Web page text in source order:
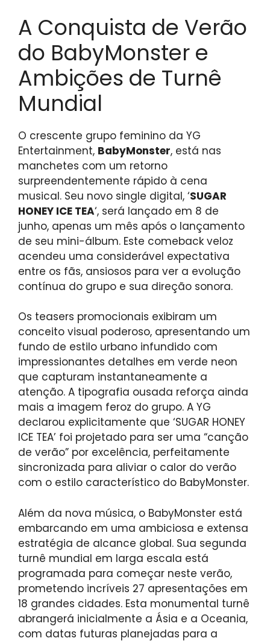
A Conquista de Verão
do BabyMonster e
Ambições de Turnê
Mundial
O crescente grupo feminino da YG
Entertainment, BabyMonster, está nas
manchetes com um retorno
surpreendentemente rápido à cena
musical. Seu novo single digital, ‘SUGAR
HONEY ICE TEA‘, será lançado em 8 de
junho, apenas um mês após o lançamento
de seu mini-álbum. Este comeback veloz
acendeu uma considerável expectativa
entre os fãs, ansiosos para ver a evolução
contínua do grupo e sua direção sonora.
Os teasers promocionais exibiram um
conceito visual poderoso, apresentando um
fundo de estilo urbano infundido com
impressionantes detalhes em verde neon
que capturam instantaneamente a
atenção. A tipografia ousada reforça ainda
mais a imagem feroz do grupo. A YG
declarou explicitamente que ‘SUGAR HONEY
ICE TEA’ foi projetado para ser uma “canção
de verão” por excelência, perfeitamente
sincronizada para aliviar o calor do verão
com o estilo característico do BabyMonster.
Além da nova música, o BabyMonster está
embarcando em uma ambiciosa e extensa
estratégia de alcance global. Sua segunda
turnê mundial em larga escala está
programada para começar neste verão,
prometendo incríveis 27 apresentações em
18 grandes cidades. Esta monumental turnê
abrangerá inicialmente a Ásia e a Oceania,
com datas futuras planejadas para a